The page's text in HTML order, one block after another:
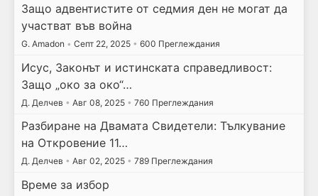
Защо адвентистите от седмия ден не могат да
участват във война
G. Amadon • Септ 22, 2025 • 600 Преглеждания
Исус, Законът и истинската справедливост:
Защо „око за око“…
Д. Делчев • Авг 08, 2025 • 760 Преглеждания
Разбиране на Двамата Свидетели: Тълкувание
на Откровение 11…
Д. Делчев • Авг 02, 2025 • 789 Преглеждания
Време за избор